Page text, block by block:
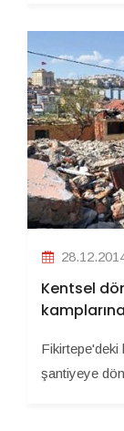
Kentsel
şantiyeye